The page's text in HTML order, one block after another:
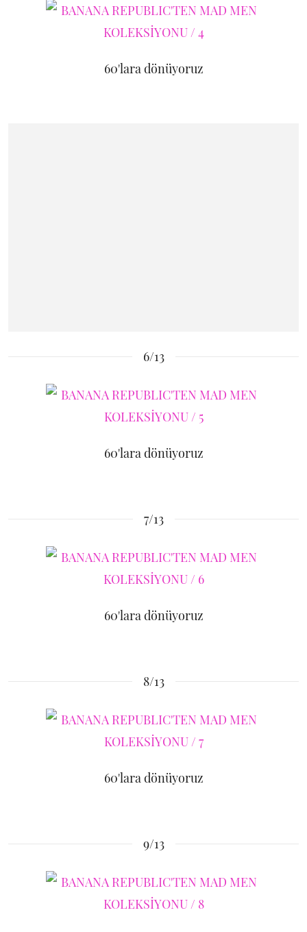
60'lara dönüyoruz
6/13
60'lara dönüyoruz
7/13
60'lara dönüyoruz
8/13
60'lara dönüyoruz
9/13